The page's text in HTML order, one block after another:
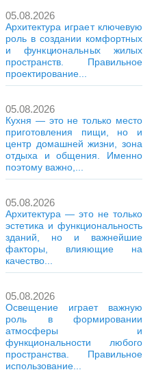
05.08.2026
Архитектура играет ключевую
роль в создании комфортных
и функциональных жилых
пространств. Правильное
проектирование...
05.08.2026
Кухня — это не только место
приготовления пищи, но и
центр домашней жизни, зона
отдыха и общения. Именно
поэтому важно,...
05.08.2026
Архитектура — это не только
эстетика и функциональность
зданий, но и важнейшие
факторы, влияющие на
качество...
05.08.2026
Освещение играет важную
роль в формировании
атмосферы и
функциональности любого
пространства. Правильное
использование...